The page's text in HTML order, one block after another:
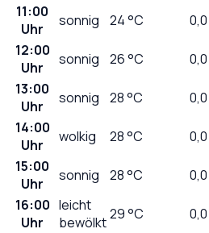
11:00
Uhr
sonnig 24°C 0,0
12:00
Uhr
sonnig 26°C 0,0
13:00
Uhr
sonnig 28°C 0,0
14:00
Uhr
wolkig 28°C 0,0
15:00
Uhr
sonnig 28°C 0,0
16:00
Uhr
leicht
bewölkt29°C 0,0